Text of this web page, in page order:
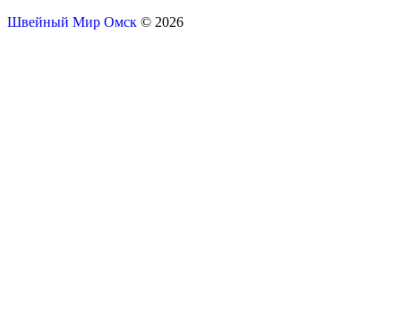
Швейный Мир Омск © 2026